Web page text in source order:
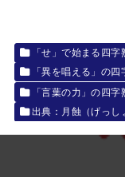
「せ」で始まる四字
「異を唱える」の四
「言葉の力」の四字
出典：月蝕（げっし